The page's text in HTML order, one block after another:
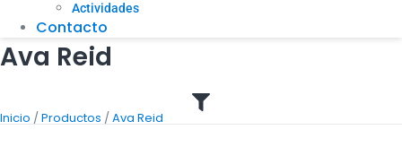
Actividades
Contacto
Ava Reid
Inicio /Productos /Ava Reid